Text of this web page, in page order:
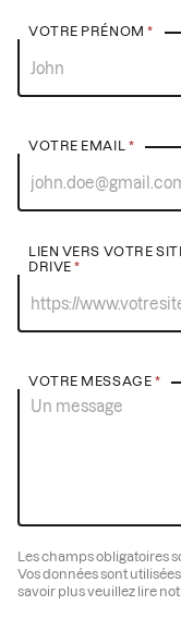
VOTRE PRÉNOM*
VOTRE EMAIL *
LIEN VERS VOTRE
DRIVE*
VOTRE MESSAGE *
Les champs obligatoires
Vos données sont
savoir plus veuillez lire